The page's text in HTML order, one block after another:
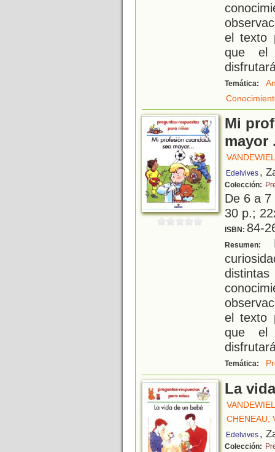
el texto
que el
Temática:
Mi
mayor
Edelvives ,
Colección:
De 6 a
30 p.;
ISBN: 84-
Resumen:
el texto
que el
Temática:
La
CHENEAU,
Edelvives ,
Colección: